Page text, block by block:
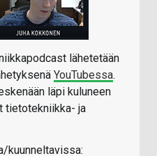
lähetetään
YouTubessa.
läpi kuluneen
tietotekniikka- ja
kuunneltavissa: